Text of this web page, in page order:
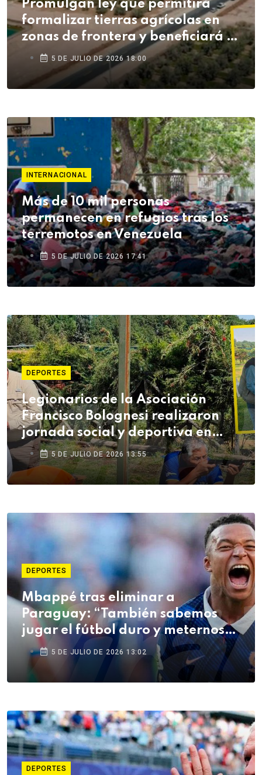
Promulgan ley que permitirá
formalizar tierras agrícolas en
zonas de frontera y beneficiará a
agricultores de Tacna
5 DE JULIO DE 2026 18:00
INTERNACIONAL
Más de 10 mil personas
permanecen en refugios tras los
terremotos en Venezuela
5 DE JULIO DE 2026 17:41
DEPORTES
Legionarios de la Asociación
Francisco Bolognesi realizaron
jornada social y deportiva en
Arequipa
5 DE JULIO DE 2026 13:55
DEPORTES
Mbappé tras eliminar a
Paraguay: “También sabemos
jugar el fútbol duro y meternos
en la pelea”
5 DE JULIO DE 2026 13:02
DEPORTES